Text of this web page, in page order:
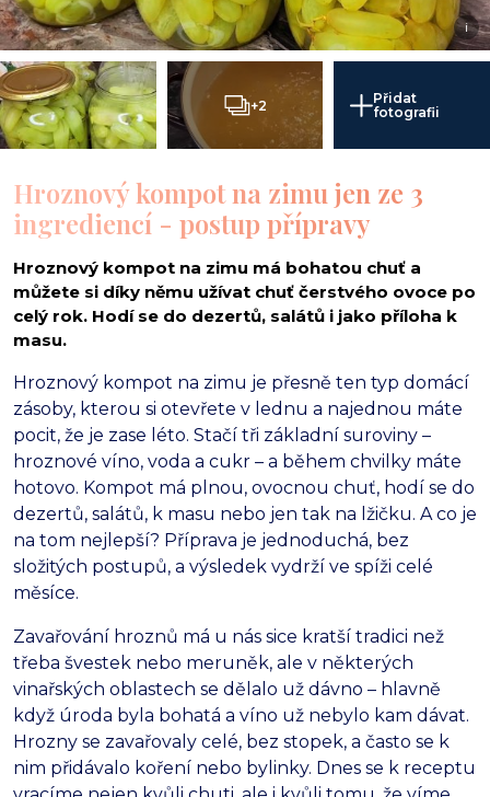
i
+2
Přidat
fotografii
Hroznový kompot na zimu jen ze 3
ingrediencí - postup přípravy
Hroznový kompot na zimu má bohatou chuť a
můžete si díky němu užívat chuť čerstvého ovoce po
celý rok. Hodí se do dezertů, salátů i jako příloha k
masu.
Hroznový kompot na zimu je přesně ten typ domácí
zásoby, kterou si otevřete v lednu a najednou máte
pocit, že je zase léto. Stačí tři základní suroviny –
hroznové víno, voda a cukr – a během chvilky máte
hotovo. Kompot má plnou, ovocnou chuť, hodí se do
dezertů, salátů, k masu nebo jen tak na lžičku. A co je
na tom nejlepší? Příprava je jednoduchá, bez
složitých postupů, a výsledek vydrží ve spíži celé
měsíce.
Zavařování hroznů má u nás sice kratší tradici než
třeba švestek nebo meruněk, ale v některých
vinařských oblastech se dělalo už dávno – hlavně
když úroda byla bohatá a víno už nebylo kam dávat.
Hrozny se zavařovaly celé, bez stopek, a často se k
nim přidávalo koření nebo bylinky. Dnes se k receptu